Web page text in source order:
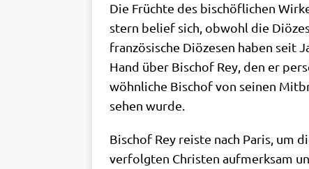
Die Früch­te des bischöf­li­chen
stern belief sich, obwohl die
fran­zö­si­sche Diö­ze­sen haben seit
Hand über Bischof Rey, den er
wöhn­li­che Bischof von sei­nen
se­hen wurde.
Bischof Rey rei­ste nach Paris, um
ver­folg­ten Chri­sten auf­merk­sam